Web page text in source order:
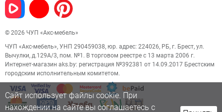
© 2026 ЧУП «Акс-мебель»
ЧУП «Акс-мебель», УНП 290459038, юр. адрес: 224026, РБ, г. Брест, ул.
Вычулки, д.129А/3, пом. №1. В торговом реестре с 13 марта 2006 г.
Интернет-магазин aks.by: регистрация №392381 от 14.09.2017 Брестским
городским исполнительным комитетом.
Сайт использует файлы cookie. При
нахождении на сайте вы соглашаетесь с